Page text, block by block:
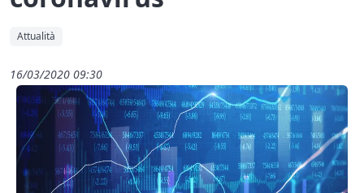
Attualità
16/03/2020 09:30